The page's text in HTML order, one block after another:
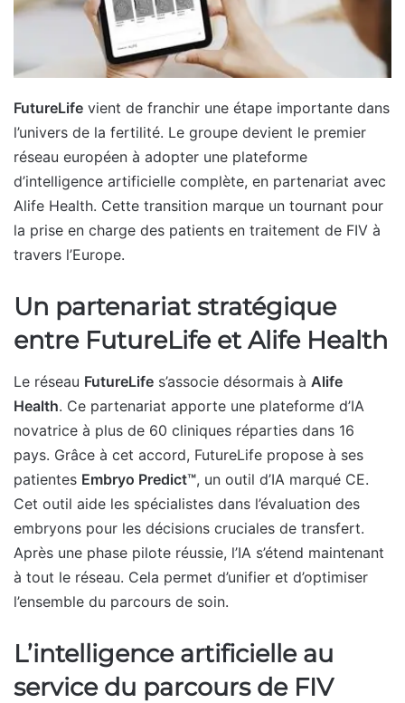
FutureLife vient de franchir une étape importante dans
l’univers de la fertilité. Le groupe devient le premier
réseau européen à adopter une plateforme
d’intelligence artificielle complète, en partenariat avec
Alife Health. Cette transition marque un tournant pour
la prise en charge des patients en traitement de FIV à
travers l’Europe.
Un partenariat stratégique
entre FutureLife et Alife Health
Le réseau FutureLife s’associe désormais à Alife
Health. Ce partenariat apporte une plateforme d’IA
novatrice à plus de 60 cliniques réparties dans 16
pays. Grâce à cet accord, FutureLife propose à ses
patientes Embryo Predict™, un outil d’IA marqué CE.
Cet outil aide les spécialistes dans l’évaluation des
embryons pour les décisions cruciales de transfert.
Après une phase pilote réussie, l’IA s’étend maintenant
à tout le réseau. Cela permet d’unifier et d’optimiser
l’ensemble du parcours de soin.
L’intelligence artificielle au
service du parcours de FIV